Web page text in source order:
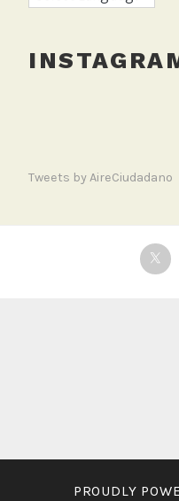
Tweets by AireCiudadano
PROUDLY